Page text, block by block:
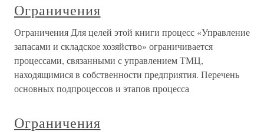
Ограничения
Ограничения Для целей этой книги процесс «Управление
запасами и складское хозяйство» ограничивается
процессами, связанными с управлением ТМЦ,
находящимися в собственности предприятия. Перечень
основных подпроцессов и этапов процесса
Ограничения